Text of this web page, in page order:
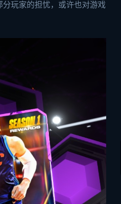
玩家的担忧，或许也对游戏